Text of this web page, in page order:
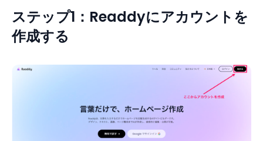
ステップ1：Readdyにアカウントを
作成する